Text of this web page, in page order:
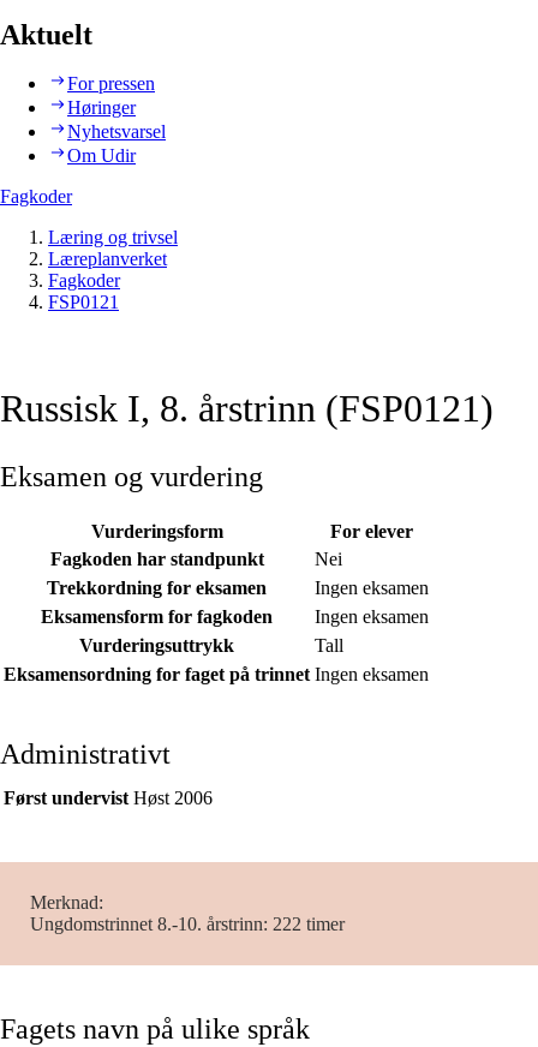
Aktuelt
For pressen
Høringer
Nyhetsvarsel
Om Udir
Fagkoder
Læring og trivsel
Læreplanverket
Fagkoder
FSP0121
Russisk I, 8. årstrinn (FSP0121)
Eksamen og vurdering
Vurderingsform
For elever
Fagkoden har standpunkt
Nei
Trekkordning for eksamen
Ingen eksamen
Eksamensform for fagkoden
Ingen eksamen
Vurderingsuttrykk
Tall
Eksamensordning for faget på trinnet Ingen eksamen
Administrativt
Først undervist Høst 2006
Merknad
Ungdomstrinnet 8.-10. årstrinn: 222 timer
Fagets navn på ulike språk